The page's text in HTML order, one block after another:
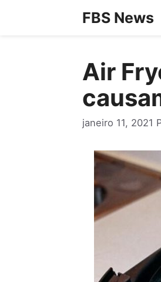
FBS News
Air
janeiro 11, 2021